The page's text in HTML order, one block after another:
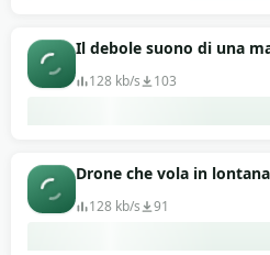
Il debole suono di una
128 kb/s 103
Drone che vola in
128 kb/s 91